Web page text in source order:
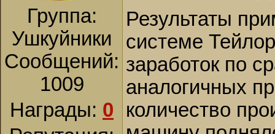
Группа:
Ушкуйники
Сообщений:
1009
Награды: 0
Результаты
системе
заработок по
аналогичных
количество